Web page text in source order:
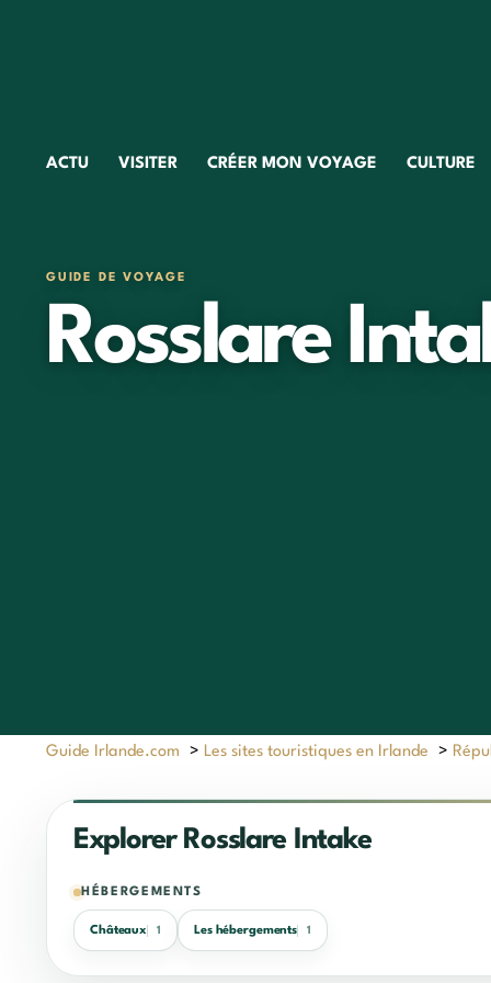
ACTU VISITER CRÉER MON VOYAGE CULTURE
GUIDE DE VOYAGE
Rosslare
Guide Irlande.com > Les sites touristiques en Irlande >
Explorer Rosslare Intake
HÉBERGEMENTS
Châteaux 1 Les hébergements 1